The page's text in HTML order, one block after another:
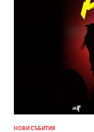
НОВИ СЪБИТИЯ